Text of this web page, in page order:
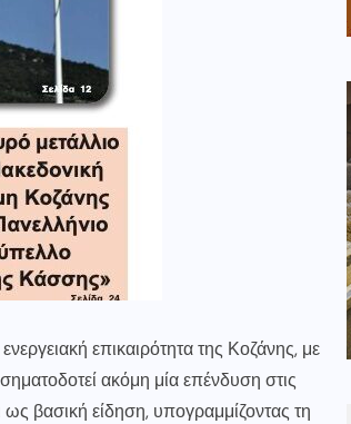
ενεργειακή επικαιρότητα της Κοζάνης, με
ακόμη μία επένδυση στις
βασική είδηση, υπογραμμίζοντας τη